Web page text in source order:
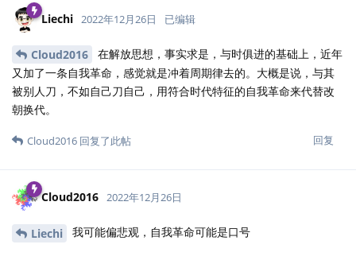
Liechi 2022年12月26日 已编辑
Cloud2016
在解放思想，事实求是，与时俱进的基础上，近年
又加了一条自我革命，感觉就是冲着周期律去的。大概是说，与其
被别人刀，不如自己刀自己，用符合时代特征的自我革命来代替改
朝换代。
回复
Cloud2016 回复了此帖
Cloud2016 2022年12月26日
Liechi 我可能偏悲观，自我革命可能是口号